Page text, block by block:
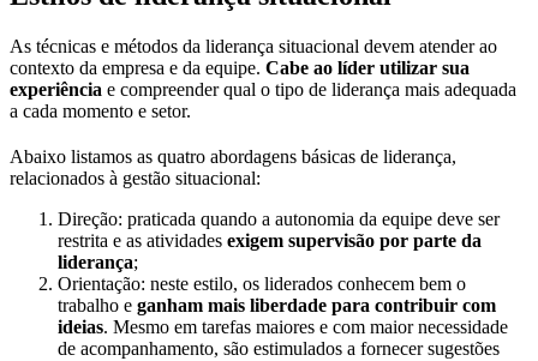
As técnicas e métodos da liderança situacional devem atender ao
contexto da empresa e da equipe. Cabe ao líder utilizar sua
experiência e compreender qual o tipo de liderança mais adequada
a cada momento e setor.
Abaixo listamos as quatro abordagens básicas de liderança,
relacionados à gestão situacional:
Direção: praticada quando a autonomia da equipe deve ser
restrita e as atividades exigem supervisão por parte da
liderança;
Orientação: neste estilo, os liderados conhecem bem o
trabalho e ganham mais liberdade para contribuir com
ideias. Mesmo em tarefas maiores e com maior necessidade
de acompanhamento, são estimulados a fornecer sugestões